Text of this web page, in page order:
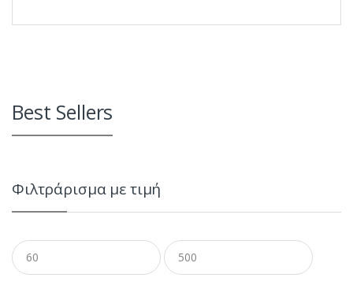
Best Sellers
Φιλτράρισμα με τιμή
Ελάχιστη
τιμή
Μέγιστη
τιμή